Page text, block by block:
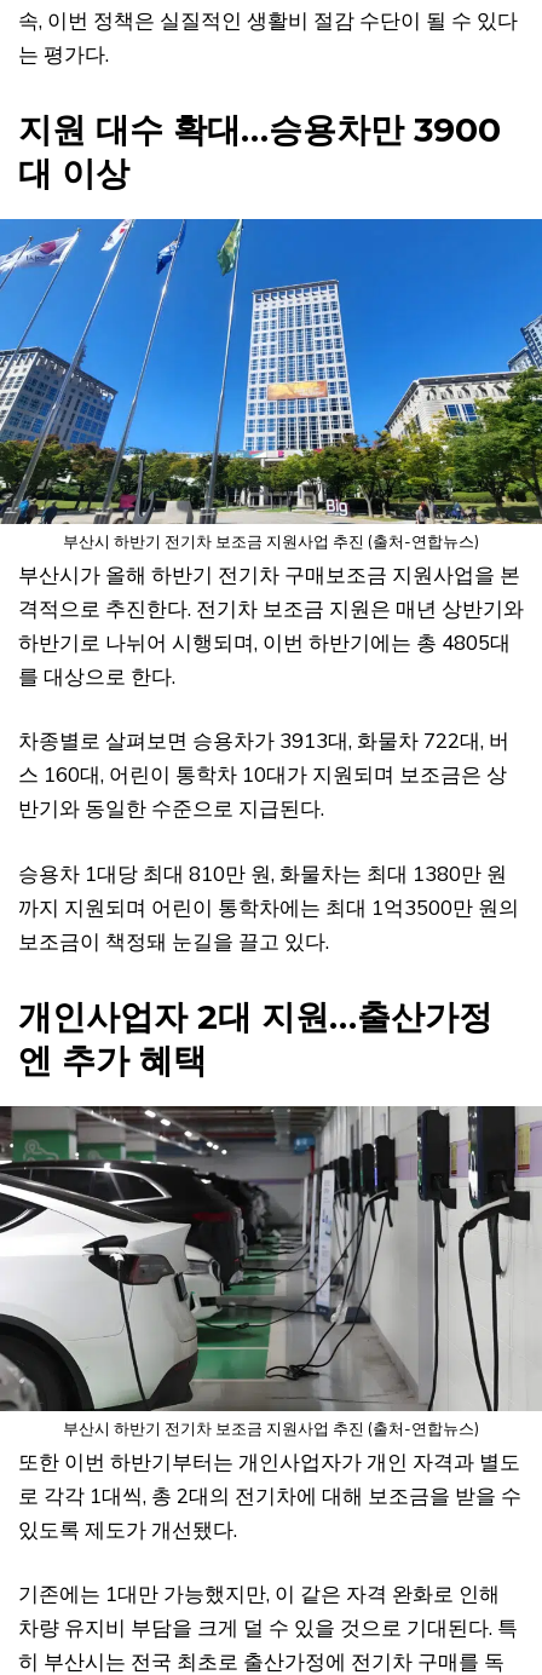
속, 이번 정책은 실질적인 생활비 절감 수단이 될 수 있다
는 평가다.
지원 대수 확대…승용차만 3900
대 이상
부산시 하반기 전기차 보조금 지원사업 추진 (출처-연합뉴스)
부산시가 올해 하반기 전기차 구매보조금 지원사업을 본
격적으로 추진한다. 전기차 보조금 지원은 매년 상반기와
하반기로 나뉘어 시행되며, 이번 하반기에는 총 4805대
를 대상으로 한다.
차종별로 살펴보면 승용차가 3913대, 화물차 722대, 버
스 160대, 어린이 통학차 10대가 지원되며 보조금은 상
반기와 동일한 수준으로 지급된다.
승용차 1대당 최대 810만 원, 화물차는 최대 1380만 원
까지 지원되며 어린이 통학차에는 최대 1억3500만 원의
보조금이 책정돼 눈길을 끌고 있다.
개인사업자 2대 지원…출산가정
엔 추가 혜택
부산시 하반기 전기차 보조금 지원사업 추진 (출처-연합뉴스)
또한 이번 하반기부터는 개인사업자가 개인 자격과 별도
로 각각 1대씩, 총 2대의 전기차에 대해 보조금을 받을 수
있도록 제도가 개선됐다.
기존에는 1대만 가능했지만, 이 같은 자격 완화로 인해
차량 유지비 부담을 크게 덜 수 있을 것으로 기대된다. 특
히 부산시는 전국 최초로 출산가정에 전기차 구매를 독